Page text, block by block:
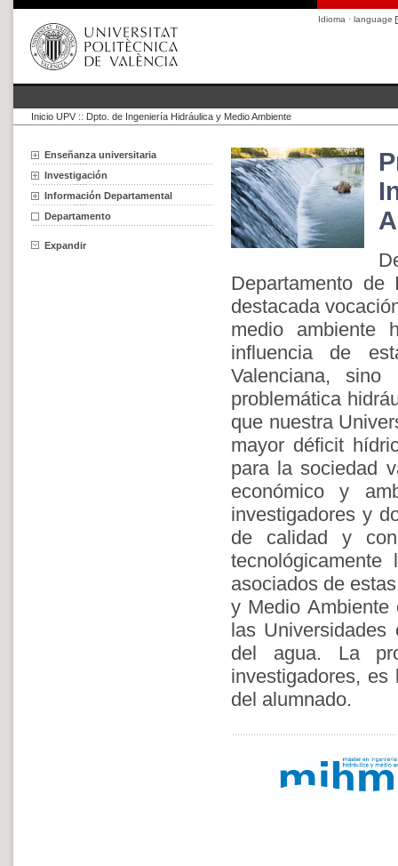
Idioma · language
Inicio UPV :: Dpto. de Ingeniería Hidráulica y Medio Ambiente
Enseñanza universitaria
Investigación
Información Departamental
Departamento
Expandir
Departamento
destacada
medio
influencia de
Valenciana,
problemática
que nuestra
mayor déficit
para la sociedad
económico y
investigadores y
de calidad y
asociados de
y Medio
las
del agua. La
investigadores,
del alumnado.